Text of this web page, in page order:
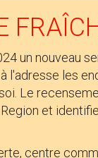
un nouveau
l'adresse les
Le
et
centre